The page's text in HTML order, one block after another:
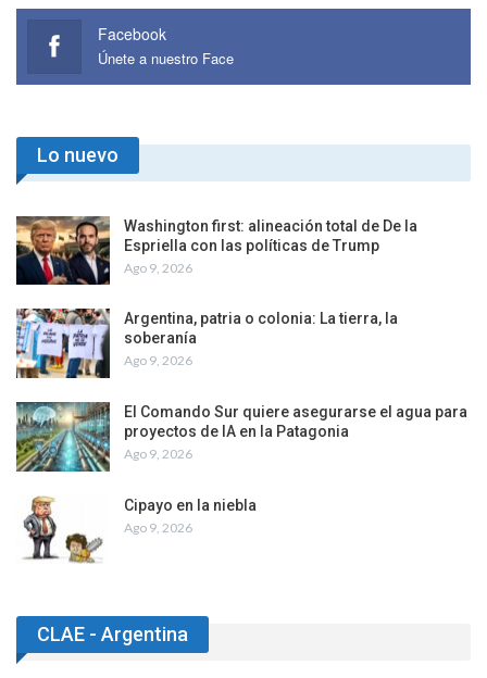
Facebook
Únete a nuestro Face
Lo nuevo
Washington first: alineación total de De la
Espriella con las políticas de Trump
Ago 9, 2026
Argentina, patria o colonia: La tierra, la
soberanía
Ago 9, 2026
El Comando Sur quiere asegurarse el agua para
proyectos de IA en la Patagonia
Ago 9, 2026
Cipayo en la niebla
Ago 9, 2026
CLAE - Argentina